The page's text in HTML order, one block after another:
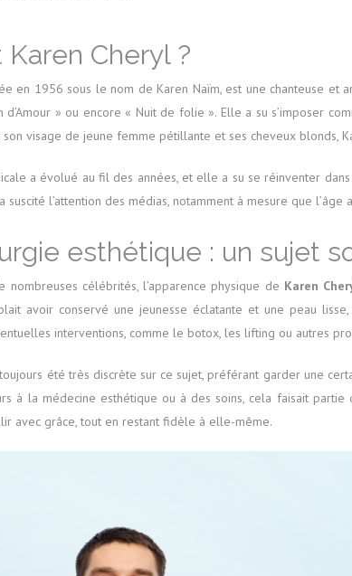
Karen Cheryl ?
en 1956 sous le nom de Karen Naïm, est une chanteuse
d’Amour » ou encore « Nuit de folie ». Elle a su s’imposer
son visage de jeune femme pétillante et ses cheveux blonds,
a évolué au fil des années, et elle a su se réinventer
suscité l’attention des médias, notamment à mesure que l’âge
esthétique : un sujet
nombreuses célébrités, l’apparence physique de Karen
avoir conservé une jeunesse éclatante et une peau
interventions, comme le botox, les lifting ou autres
été très discrète sur ce sujet, préférant garder une
à la médecine esthétique ou à des soins, cela faisait
avec grâce, tout en restant fidèle à elle-même.